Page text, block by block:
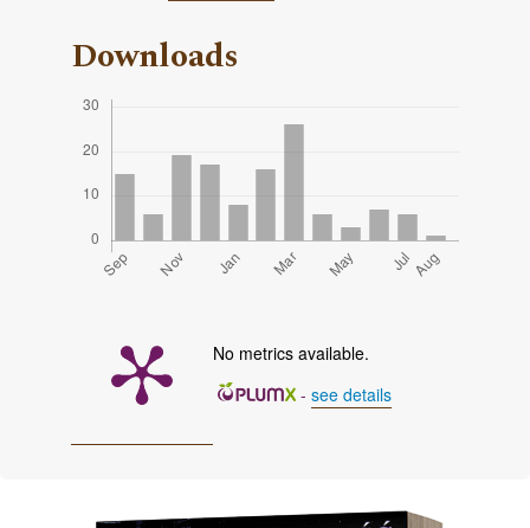
Downloads
No metrics available.
- see details